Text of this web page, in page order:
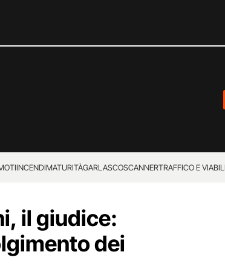
INCENDIMATURITÀGARLASCOSCANNERTRAFFICO E
il giudice:
dei